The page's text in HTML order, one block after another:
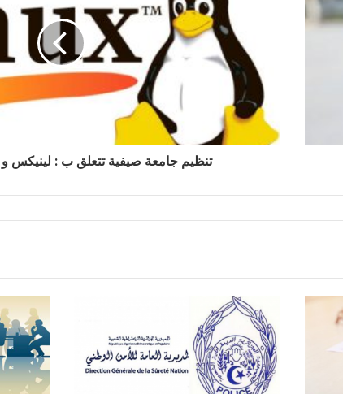
تنظيم جامعة صيفية تتعلق ب : لينيكس و